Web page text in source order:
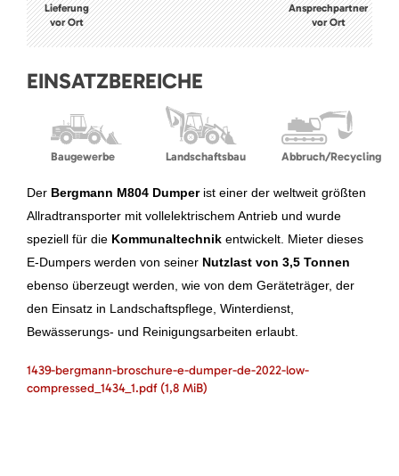
Lieferung
vor Ort
Ansprechpartner
vor Ort
EINSATZBEREICHE
Baugewerbe Landschaftsbau Abbruch/Recycling
Der Bergmann M804 Dumperist einer der weltweit größten
Allradtransporter mit vollelektrischem Antrieb und wurde
speziell für die Kommunaltechnik entwickelt. Mieter dieses
E-Dumpers werden von seiner Nutzlast von 3,5 Tonnen
ebenso überzeugt werden, wie von dem Geräteträger, der
den Einsatz in Landschaftspflege, Winterdienst,
Bewässerungs- und Reinigungsarbeiten erlaubt.
1439-bergmann-broschure-e-dumper-de-2022-low-
compressed_1434_1.pdf (1,8 MiB)